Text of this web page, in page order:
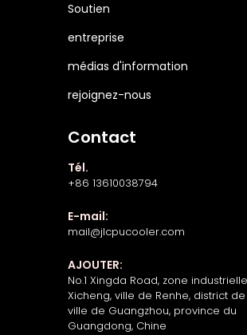
Soutien
entreprise
médias d'information
rejoignez-nous
Contact
Tél.
+86 13610038794
E-mail:
mail@jlcpucooler.com
AJOUTER:
No.1 Xingda Road, zone
Xicheng, ville de Renhe, district de
ville de Guangzhou, province du
Guangdong, Chine